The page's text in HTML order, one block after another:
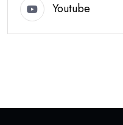
Youtube